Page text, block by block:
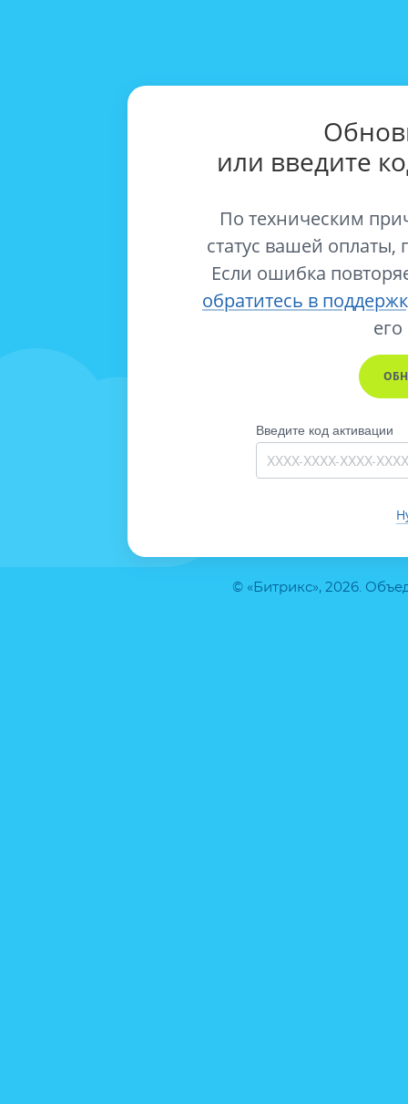
© «Битрикс», 2026.
или введите
По техническим
статус вашей оплаты,
Если ошибка
обратитесь в
его
Введите код активации